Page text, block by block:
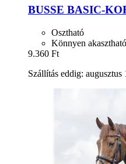
BUSSE BASIC-​
Osztható
Könnyen
9.360 Ft
Szállítás eddig: augusztus